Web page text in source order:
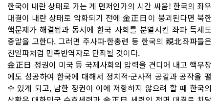
한국이 내란 상태로 가는 게 먼저인가의 시간 싸움! 한국의 좌우
대결이 내란 상태로 악화되기 전에 金正日이 붕괴된다면 북한
핵문제가 해결됨과 동시에 한국 사회를 분열시킨 좌파 득세도
종말을 고한다. 그러면 주사파·한총련 등 한국의 親北좌파들은
친일파처럼 민족반역자로 단죄될 것이다.
金正日 정권이 미국 등 국제사회의 압력을 견디어 내고 핵무장
에도 성공하여 한국에 대해서 정치적·군사적 공갈과 공작을 펼
수 있게 되고, 남한 정권이 이에 저항하지 않으려 할 때 한국의